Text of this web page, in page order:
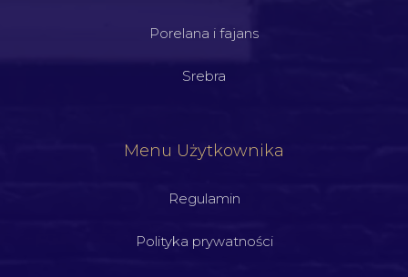
Porelana i fajans
Srebra
Menu Użytkownika
Regulamin
Polityka prywatności